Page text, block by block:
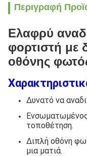
Περιγραφή
Ελαφρύ
φορτιστή με
οθόνης
Δυνατό να
Ενσωματωμένος
τοποθέτηση.
Διπλή οθόνη
μια ματιά.